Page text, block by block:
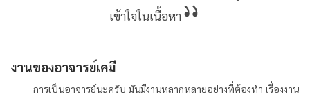
เข้าใจในเนื้อหา
งานของอาจารย์เคมี
การเป็นอาจารย์นะครับ มันมีงานหลากหลายอย่างที่ต้องทำ เรื่องงาน